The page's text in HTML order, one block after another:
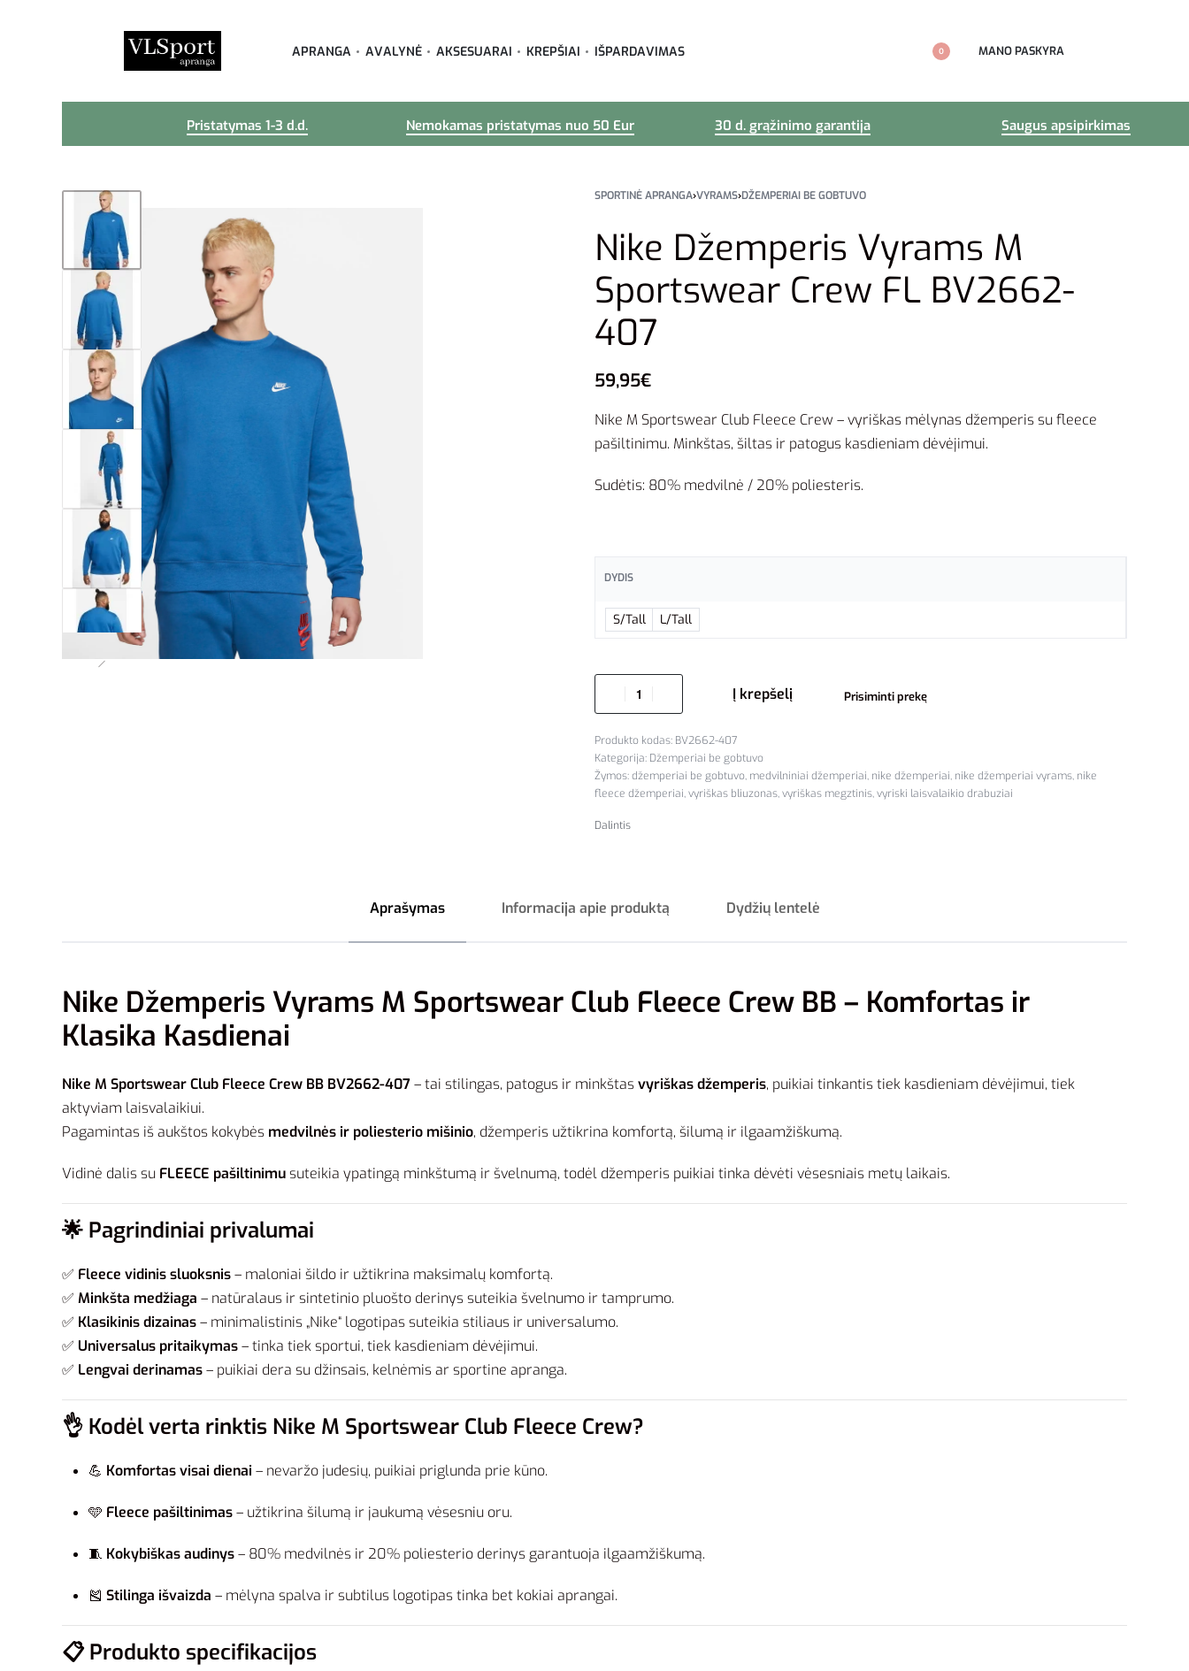
APRANGA AVALYNĖ AKSESUARAI KREPŠIAI IŠPARDAVIMAS 0 MANO PASKYRA
Pristatymas 1-3 d.d. Nemokamas pristatymas nuo 50 Eur 30 d. grąžinimo garantija Saugus apsipirkimas
SPORTINĖ APRANGA›VYRAMS›DŽEMPERIAI BE GOBTUVO
Nike Džemperis Vyrams M
Sportswear Crew FL BV2662-
407
59,95€
Nike M Sportswear Club Fleece Crew – vyriškas mėlynas džemperis su fleece
pašiltinimu. Minkštas, šiltas ir patogus kasdieniam dėvėjimui.
Sudėtis: 80% medvilnė / 20% poliesteris.
DYDIS
S/Tall L/Tall
Į krepšelį Prisiminti prekę
BV2662-407
Kategorija: Džemperiai be gobtuvo
Žymos:džemperiai be gobtuvo, medvilniniai džemperiai, nike džemperiai, nike džemperiai vyrams, nike
fleece džemperiai,vyriškas bliuzonas,vyriškas megztinis,vyriski laisvalaikio drabuziai
Dalintis
Aprašymas Informacija apie produktą Dydžių lentelė
Nike Džemperis Vyrams M Sportswear Club Fleece Crew BB – Komfortas ir
Klasika Kasdienai
Nike M Sportswear Club Fleece Crew BB BV2662-407– tai stilingas, patogus ir minkštasvyriškas džemperis, puikiai tinkantis tiek kasdieniam dėvėjimui, tiek
aktyviam laisvalaikiui.
Pagamintas iš aukštos kokybės medvilnės ir poliesterio mišinio, džemperis užtikrina komfortą, šilumą ir ilgaamžiškumą.
Vidinė dalis su FLEECE pašiltinimusuteikia ypatingą minkštumą ir švelnumą, todėl džemperis puikiai tinka dėvėti vėsesniais metų laikais.
🌟 Pagrindiniai privalumai
✅ Fleece vidinis sluoksnis– maloniai šildo ir užtikrina maksimalų komfortą.
✅ Minkšta medžiaga – natūralaus ir sintetinio pluošto derinys suteikia švelnumo ir tamprumo.
✅ Klasikinis dizainas– minimalistinis „Nike“ logotipas suteikia stiliaus ir universalumo.
✅ Universalus pritaikymas– tinka tiek sportui, tiek kasdieniam dėvėjimui.
✅ Lengvai derinamas– puikiai dera su džinsais, kelnėmis ar sportine apranga.
👌 Kodėl verta rinktis Nike M Sportswear Club Fleece Crew?
💪 Komfortas visai dienai – nevaržo judesių, puikiai priglunda prie kūno.
🩵 Fleece pašiltinimas– užtikrina šilumą ir jaukumą vėsesniu oru.
🧵 Kokybiškas audinys– 80% medvilnės ir 20% poliesterio derinys garantuoja ilgaamžiškumą.
🎽 Stilinga išvaizda – mėlyna spalva ir subtilus logotipas tinka bet kokiai aprangai.
📋Produkto specifikacijos